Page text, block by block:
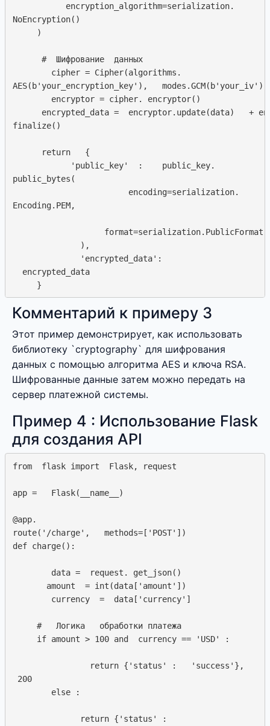
           encryption_algorithm=serialization.
NoEncryption()
     )
      #  Шифрование  данных
        cipher = Cipher(algorithms.
AES(b'your_encryption_key'),   modes.GCM(b'your_iv'))
        encryptor = cipher. encryptor()
encrypted_data =  encryptor.update(data)   +
finalize()
      return   {
            'public_key'  :    public_key.
public_bytes(
                        encoding=serialization.
Encoding.PEM,
              ),
              'encrypted_data':
  encrypted_data
Комментарий к примеру 3
Этот пример демонстрирует, как использовать
библиотеку `cryptography` для шифрования
данных с помощью алгоритма AES и ключа RSA.
Шифрованные данные затем можно передать на
сервер платежной системы.
Пример 4 : Использование Flask
для создания API
from  flask import  Flask, request
app =   Flask(__name__)
@app.
route('/charge',   methods=['POST'])
def charge():
        data =  request. get_json()
       amount  = int(data['amount'])
        currency  =  data['currency']
     #   Логика   обработки платежа
     if amount > 100 and  currency == 'USD' :
                return {'status' :   'success'},
200
        else :
              return {'status' :